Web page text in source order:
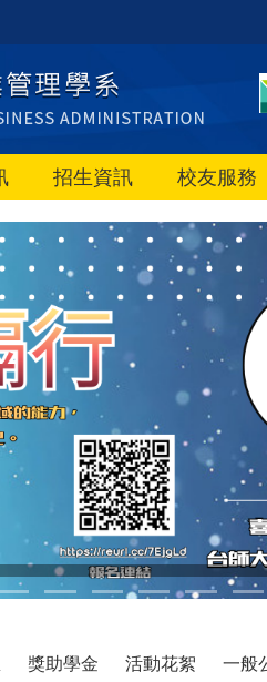
招生資訊 校友服務
獎助學金 活動花絮 一般